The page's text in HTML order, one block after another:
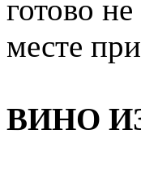
готово
месте
ВИНО